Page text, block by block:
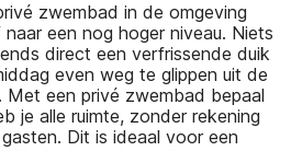
zwembad in de omgeving
een nog hoger niveau. Niets
direct een verfrissende duik
even weg te glippen uit de
een privé zwembad bepaal
je alle ruimte, zonder rekening
Dit is ideaal voor een